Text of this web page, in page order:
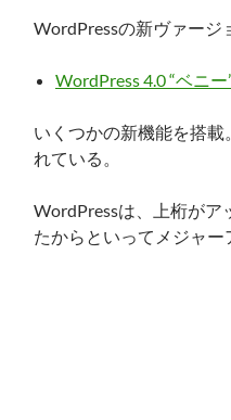
WordPressの新ヴァージ
WordPress 4.0 “ベニー
いくつかの新機能を搭
れている。
WordPressは、上桁がア
たからといってメジャー